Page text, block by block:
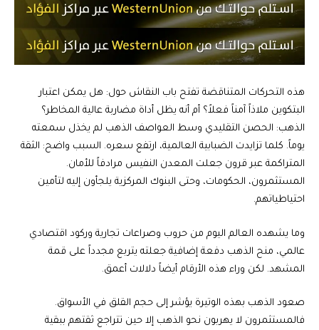
هذه التحركات المتناقضة تفتح باب النقاش حول: هل يمكن اعتبار
البتكوين ملاذاً آمناً فعلاً؟ أم أنه يظل أداة مضاربة عالية المخاطر؟
الذهب: الحصن التقليدي وسط العواصف الذهب لم يخذل سمعته
يوماً. كلما تزايدت الضبابية العالمية، ارتفع سعره. السبب واضح: الثقة
المتراكمة عبر قرون جعلت المعدن النفيس مرادفاً للأمان.
المستثمرون، الحكومات، وحتى البنوك المركزية يلجأون إليه لتأمين
احتياطياتهم.
وما يشهده العالم اليوم من حروب وصراعات تجارية وركود اقتصادي
عالمي، منح الذهب دفعة إضافية جعلته يتربع مجدداً على قمة
المشهد. لكن وراء هذه الأرقام أيضاً دلالات أعمق.
صعود الذهب بهذه الوتيرة يؤشر إلى حجم القلق في الأسواق.
فالمستثمرون لا يهربون نحو الذهب إلا حين تتراجع ثقتهم ببقية